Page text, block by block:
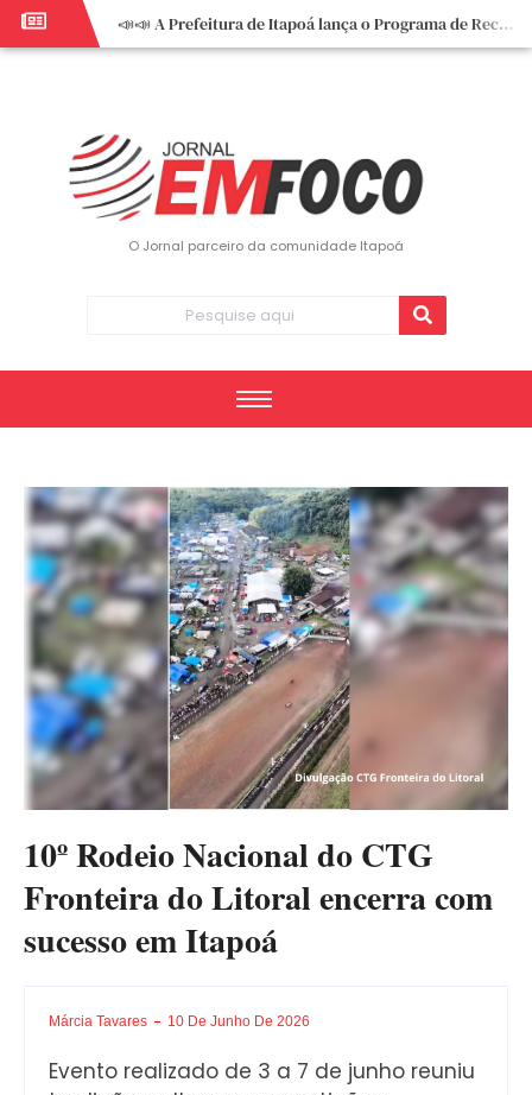
📣📣 A Prefeitura de Itapoá lança o Programa de Recuperação Fiscal (REFIS).
📢 Empreendedor do turismo, esta oportunidade é para você! Itapoá – SC.
O Jornal parceiro da comunidade Itapoá
10º Rodeio Nacional do CTG
Fronteira do Litoral encerra com
sucesso em Itapoá
Márcia Tavares 10 De Junho De 2026
Evento realizado de 3 a 7 de junho reuniu